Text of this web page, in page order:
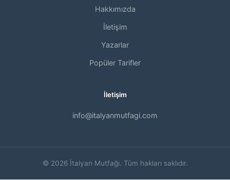
Hakkımızda
İletişim
Yazarlar
Popüler Tarifler
İletişim
info@italyanmutfagi.com
© 2026 İtalyan Mutfağı. Tüm hakları saklıdır.